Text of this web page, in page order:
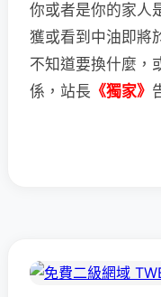
你或者是你的家人
獲或看到中油即將
不知道要換什麼，
係，站長 《獨家》